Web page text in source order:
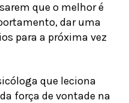
que o melhor é
dar uma
para a próxima vez
que leciona
força de vontade na